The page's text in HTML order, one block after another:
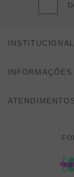
INSTITUCIONAL
CONHEÇA A ALEATORY
INFORMAÇÕES
FORMAS DE
POLÍTICA DE